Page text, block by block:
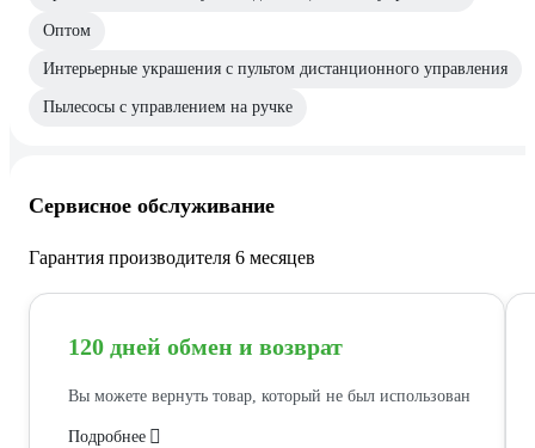
Оптом
Интерьерные украшения с пультом дистанционного управления
Пылесосы с управлением на ручке
Сервисное обслуживание
Гарантия производителя 6 месяцев
120 дней обмен и возврат
Вы можете вернуть товар, который не был использован
Подробнее